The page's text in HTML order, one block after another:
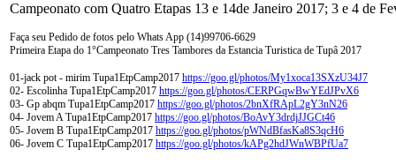
Campeonato com Quatro Etapas 13 e 14de Janeiro 2017; 3 e 4 de
Faça seu Pedido de fotos pelo Whats App (14)99706-6629
Primeira Etapa do 1°Campeonato Tres Tambores da Estancia Turistica de Tupâ 2017
01-jack pot - mirim Tupa1EtpCamp2017 https://goo.gl/photos/My1xoca13SXzU34J7
02- Escolinha Tupa1EtpCamp2017 https://goo.gl/photos/CERPGqwBwYEdJPvX6
03- Gp abqm Tupa1EtpCamp2017 https://goo.gl/photos/2bnXfRApL2gY3nN26
04- Jovem A Tupa1EtpCamp2017 https://goo.gl/photos/BoAvY3drdjJJGCt46
05- Jovem B Tupa1EtpCamp2017 https://goo.gl/photos/pWNdBfasKa8S3qcH6
06- Jovem C Tupa1EtpCamp2017 https://goo.gl/photos/kAPg2hdJWnWBPfUa7